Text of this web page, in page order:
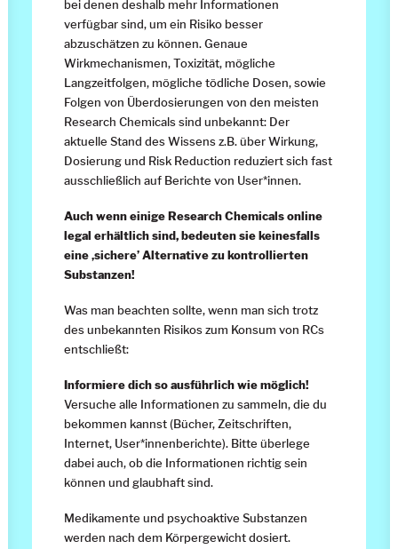
bei denen deshalb mehr Informationen
verfügbar sind, um ein Risiko besser
abzuschätzen zu können. Genaue
Wirkmechanismen, Toxizität, mögliche
Langzeitfolgen, mögliche tödliche Dosen, sowie
Folgen von Überdosierungen von den meisten
Research Chemicals sind unbekannt: Der
aktuelle Stand des Wissens z.B. über Wirkung,
Dosierung und Risk Reduction reduziert sich fast
ausschließlich auf Berichte von User*innen.
Auch wenn einige Research Chemicals online
legal erhältlich sind, bedeuten sie keinesfalls
eine ‚sichere’ Alternative zu kontrollierten
Substanzen!
Was man beachten sollte, wenn man sich trotz
des unbekannten Risikos zum Konsum von RCs
entschließt:
Informiere dich so ausführlich wie möglich!
Versuche alle Informationen zu sammeln, die du
bekommen kannst (Bücher, Zeitschriften,
Internet, User*innenberichte). Bitte überlege
dabei auch, ob die Informationen richtig sein
können und glaubhaft sind.
Medikamente und psychoaktive Substanzen
werden nach dem Körpergewicht dosiert.